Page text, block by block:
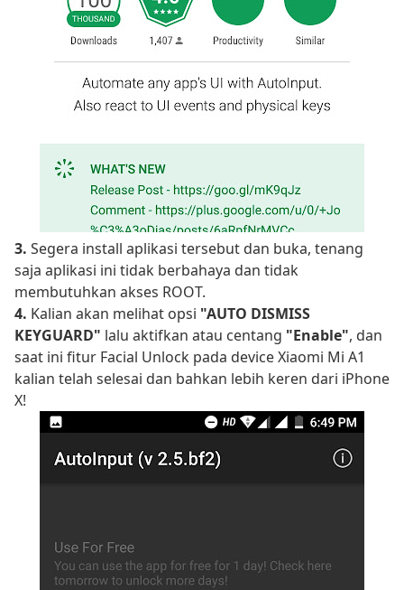
3. Segera install aplikasi tersebut dan buka, tenang
saja aplikasi ini tidak berbahaya dan tidak
membutuhkan akses ROOT.
4. Kalian akan melihat opsi "AUTO DISMISS
KEYGUARD" lalu aktifkan atau centang "Enable", dan
saat ini fitur Facial Unlock pada device Xiaomi Mi A1
kalian telah selesai dan bahkan lebih keren dari iPhone
X!